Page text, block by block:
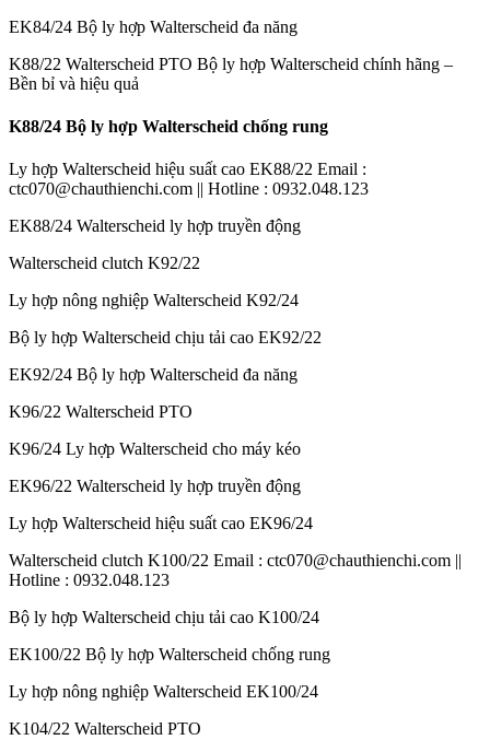
EK84/24 Bộ ly hợp Walterscheid đa năng
K88/22 Walterscheid PTO Bộ ly hợp Walterscheid chính hãng –
Bền bỉ và hiệu quả
K88/24 Bộ ly hợp Walterscheid chống rung
Ly hợp Walterscheid hiệu suất cao EK88/22 Email :
ctc070@chauthienchi.com || Hotline : 0932.048.123
EK88/24 Walterscheid ly hợp truyền động
Walterscheid clutch K92/22
Ly hợp nông nghiệp Walterscheid K92/24
Bộ ly hợp Walterscheid chịu tải cao EK92/22
EK92/24 Bộ ly hợp Walterscheid đa năng
K96/22 Walterscheid PTO
K96/24 Ly hợp Walterscheid cho máy kéo
EK96/22 Walterscheid ly hợp truyền động
Ly hợp Walterscheid hiệu suất cao EK96/24
Walterscheid clutch K100/22 Email : ctc070@chauthienchi.com ||
Hotline : 0932.048.123
Bộ ly hợp Walterscheid chịu tải cao K100/24
EK100/22 Bộ ly hợp Walterscheid chống rung
Ly hợp nông nghiệp Walterscheid EK100/24
K104/22 Walterscheid PTO